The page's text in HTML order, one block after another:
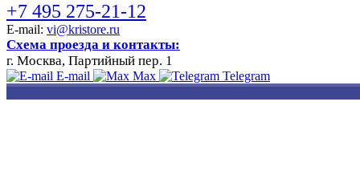
+7 495 275-21-12
E-mail: vi@kristore.ru
Схема проезда и контакты:
г. Москва, Партийный пер. 1
E-mail Max Telegram